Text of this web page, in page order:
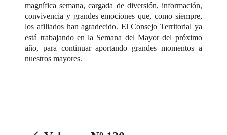
magnífica semana, cargada de diversión, información,
convivencia y grandes emociones que, como siempre,
los afiliados han agradecido. El Consejo Territorial ya
está trabajando en la Semana del Mayor del próximo
año, para continuar aportando grandes momentos a
nuestros mayores.